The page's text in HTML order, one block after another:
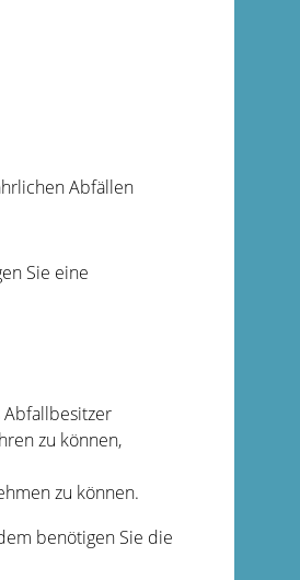
Abfällen
Sie eine
Abfallbesitzer
zu können,
zu können.
benötigen Sie die